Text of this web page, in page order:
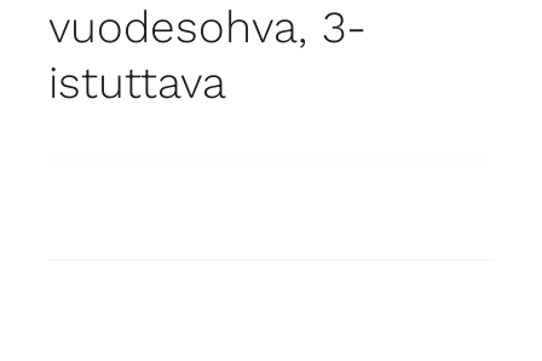
vuodesohva, 3-
istuttava